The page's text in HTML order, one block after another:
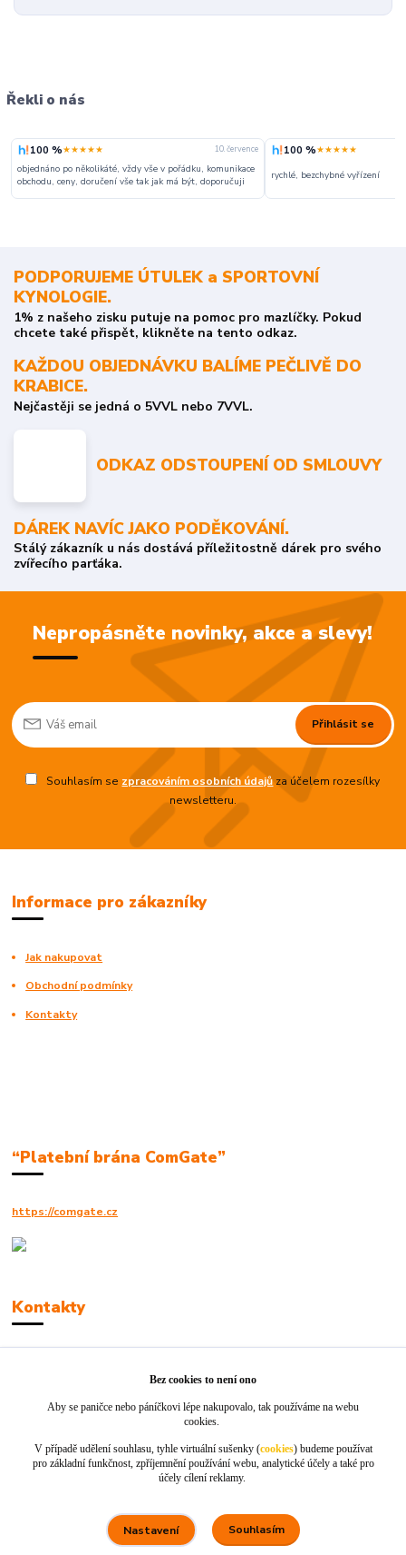
Řekli o nás
100 %★★★★★ 10. července
objednáno po několikáté, vždy vše v pořádku, komunikace
obchodu, ceny, doručení vše tak jak má být, doporučuji
100 %★★★★★
rychlé, bezchybné vyřízení
PODPORUJEME ÚTULEK a SPORTOVNÍ
KYNOLOGIE.
1% z našeho zisku putuje na pomoc pro mazlíčky. Pokud
chcete také přispět, klikněte na tento odkaz.
KAŽDOU OBJEDNÁVKU BALÍME PEČLIVĚ DO
KRABICE.
Nejčastěji se jedná o 5VVL nebo 7VVL.
ODKAZ ODSTOUPENÍ OD SMLOUVY
DÁREK NAVÍC JAKO PODĚKOVÁNÍ.
Stálý zákazník u nás dostává příležitostně dárek pro svého
zvířecího parťáka.
Nepropásněte novinky, akce a slevy!
Přihlásit se
Souhlasím se zpracováním osobních údajůza účelem rozesílky
newsletteru.
Informace pro zákazníky
Jak nakupovat
Obchodní podmínky
Kontakty
“Platební brána ComGate”
https://comgate.cz
Kontakty
info@jackie-shop.cz
Vytvořeno na Eshop-rychle.cz
Bez cookies to není ono
Aby se paničce nebo páníčkovi lépe nakupovalo, tak používáme na webu
cookies.
V případě udělení souhlasu, tyhle virtuální sušenky (cookies) budeme používat
pro základní funkčnost, zpříjemnění používání webu, analytické účely a také pro
účely cílení reklamy.
Nastavení Souhlasím